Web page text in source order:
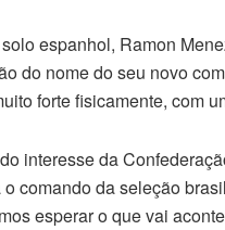
espanhol, Ramon
do nome do seu novo
forte fisicamente, com
interesse da
comando da seleção
esperar o que vai